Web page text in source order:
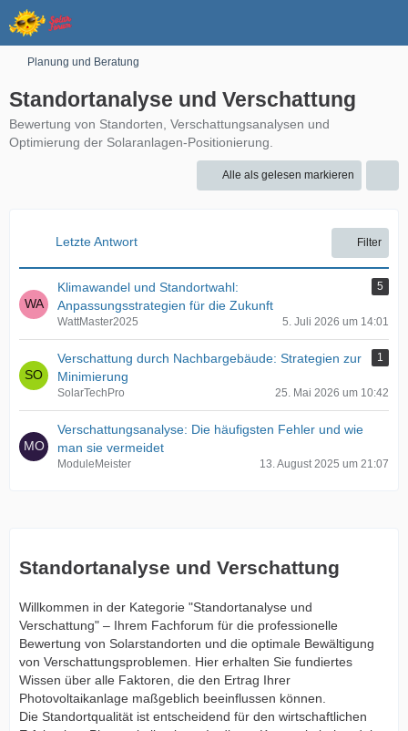
Planung und Beratung
Standortanalyse und Verschattung
Bewertung von Standorten, Verschattungsanalysen und
Optimierung der Solaranlagen-Positionierung.
Alle als gelesen markieren
Letzte Antwort Filter
Klimawandel und Standortwahl:
Anpassungsstrategien für die Zukunft
5
WattMaster2025 5. Juli 2026 um 14:01
Verschattung durch Nachbargebäude: Strategien zur
Minimierung
1
SolarTechPro 25. Mai 2026 um 10:42
Verschattungsanalyse: Die häufigsten Fehler und wie
man sie vermeidet
ModuleMeister 13. August 2025 um 21:07
Standortanalyse und Verschattung
Willkommen in der Kategorie "Standortanalyse und
Verschattung" – Ihrem Fachforum für die professionelle
Bewertung von Solarstandorten und die optimale Bewältigung
von Verschattungsproblemen. Hier erhalten Sie fundiertes
Wissen über alle Faktoren, die den Ertrag Ihrer
Photovoltaikanlage maßgeblich beeinflussen können.
Die Standortqualität ist entscheidend für den wirtschaftlichen